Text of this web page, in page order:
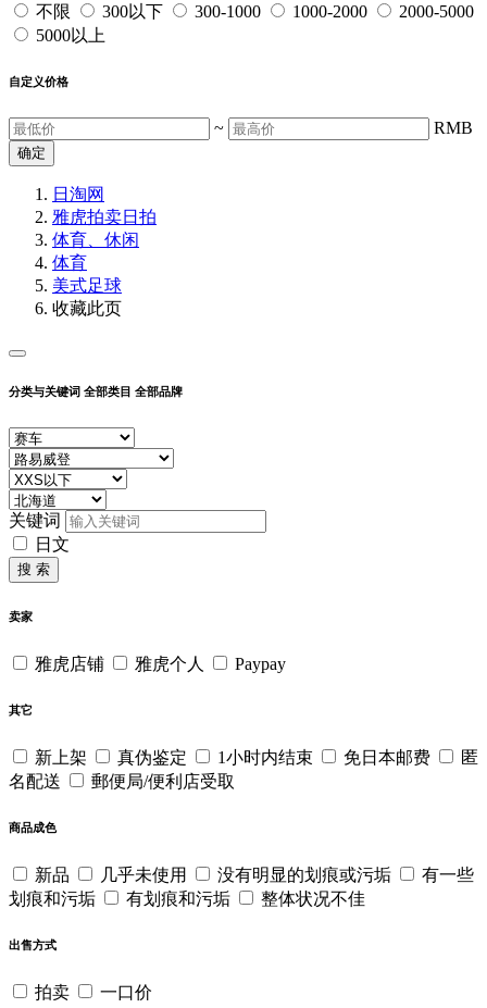
不限 300以下 300-1000 1000-2000
2000-5000
5000以上
自定义价格
~ RMB
确定
日淘网
雅虎拍卖日拍
体育、休闲
体育
美式足球
收藏此页
分类与关键词 全部类目 全部品牌
关键词
日文
搜 索
卖家
雅虎店铺 雅虎个人 Paypay
其它
新上架 真伪鉴定 1小时内结束 免日本邮费
匿
名配送
郵便局/便利店受取
商品成色
新品 几乎未使用 没有明显的划痕或污垢
有一些
划痕和污垢
有划痕和污垢 整体状况不佳
出售方式
拍卖 一口价